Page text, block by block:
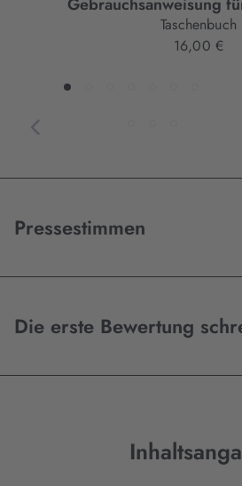
Gebrauchsanweisung
Taschenbuch
16,00 €
Pressestimmen
Die erste Bewertung